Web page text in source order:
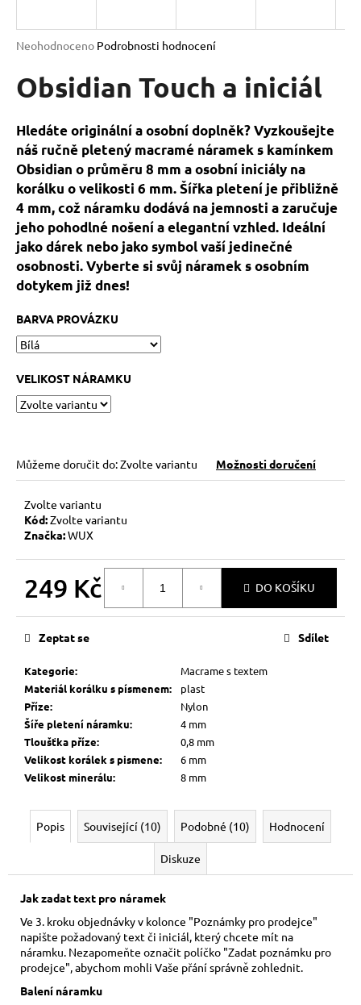
Průměrné
produktu
je
5
hvězdiček.
Neohodnoceno Podrobnosti hodnocení
Obsidian Touch a iniciál
Hledáte originální a osobní doplněk? Vyzkoušejte
náš ručně pletený macramé náramek s kamínkem
Obsidian o průměru 8 mm a osobní iniciály na
korálku o velikosti 6 mm. Šířka pletení je přibližně
4 mm, což náramku dodává na jemnosti a zaručuje
jeho pohodlné nošení a elegantní vzhled. Ideální
jako dárek nebo jako symbol vaší jedinečné
osobnosti. Vyberte si svůj náramek s osobním
dotykem již dnes!
BARVA PROVÁZKU
VELIKOST NÁRAMKU
Můžeme doručit do:Zvolte variantu Možnosti doručení
Zvolte variantu
Kód:Zvolte variantu
Značka:WUX
249 Kč DO KOŠÍKU
Kategorie:
Macrame s textem
Materiál korálku s písmenem:
plast
Příze:
Nylon
Šíře pletení náramku:
4 mm
Tloušťka příze:
0,8 mm
Velikost korálek s pismene:
6 mm
Velikost minerálu: 8 mm
Zeptat se Sdílet
Popis Související (10) Podobné (10) Hodnocení
Diskuze
Jak zadat text pro náramek
Ve 3. kroku objednávky v kolonce "Poznámky pro prodejce"
napište požadovaný text či iniciál, který chcete mít na
náramku. Nezapomeňte označit políčko "Zadat poznámku pro
prodejce", abychom mohli Vaše přání správně zohlednit.
Balení náramku
j
t
?
HLEDAT
D
o
p
o
r
u
u
j
e
KABBALAH
FIVE
SILVER
Kč
Původně:
149